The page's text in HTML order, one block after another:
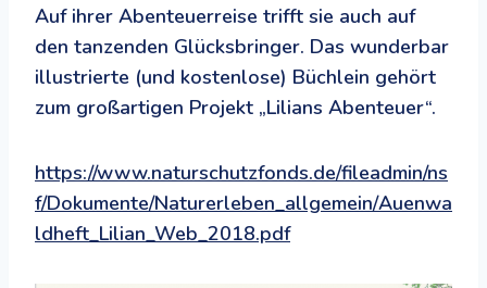
Auf ihrer Abenteuerreise trifft sie auch auf
den tanzenden Glücksbringer. Das wunderbar
illustrierte (und kostenlose) Büchlein gehört
zum großartigen Projekt „Lilians Abenteuer“.
https://www.naturschutzfonds.de/fileadmin/ns
f/Dokumente/Naturerleben_allgemein/Auenwa
ldheft_Lilian_Web_2018.pdf